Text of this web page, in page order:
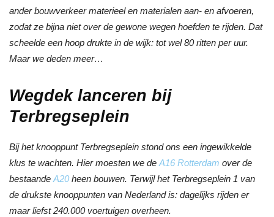
ander bouwverkeer materieel en materialen aan- en afvoeren,
zodat ze bijna niet over de gewone wegen hoefden te rijden. Dat
scheelde een hoop drukte in de wijk: tot wel 80 ritten per uur.
Maar we deden meer…
Wegdek lanceren bij
Terbregseplein
Bij het knooppunt Terbregseplein stond ons een ingewikkelde
klus te wachten. Hier moesten we de A16 Rotterdam over de
bestaande A20 heen bouwen. Terwijl het Terbregseplein 1 van
de drukste knooppunten van Nederland is: dagelijks rijden er
maar liefst 240.000 voertuigen overheen.